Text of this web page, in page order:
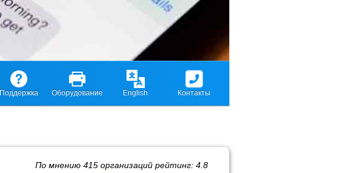
Поддержка Оборудование English Контакты
По мнению 415 организаций рейтинг: 4.8